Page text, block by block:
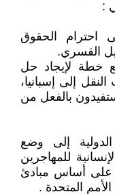
:
احترام الحقوق
القسري.
خطة لإيجاد حل
إلى إسبانيا،
بالفعل من
إلى وضع
للمهاجرين
على أساس مبادئ
المتحدة .